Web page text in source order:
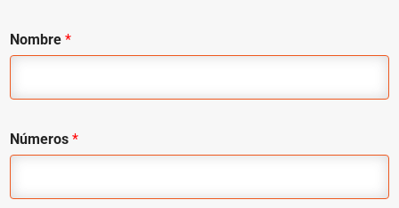
Nombre *
Números *